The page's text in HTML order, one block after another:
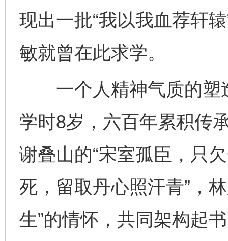
现出一批“我以我血荐轩
敏就曾在此求学。
一个人精神气质的塑
学时8岁，六百年累积传
谢叠山的“宋室孤臣，只
死，留取丹心照汗青”，
生”的情怀，共同架构起